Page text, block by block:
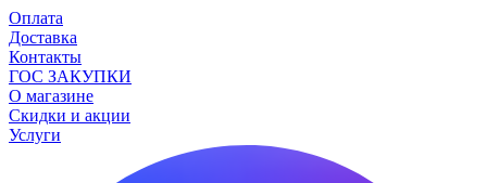
Оплата
Доставка
Контакты
ГОС ЗАКУПКИ
О магазине
Скидки и акции
Услуги